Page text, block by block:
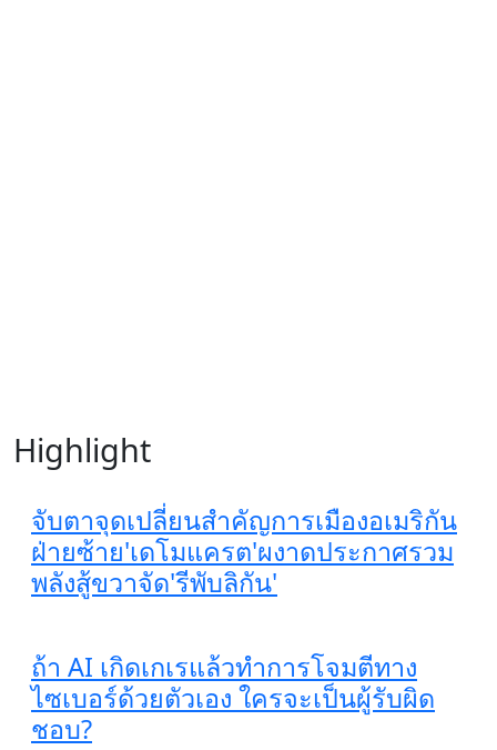
Highlight
จับตาจุดเปลี่ยนสำคัญการเมืองอเมริกัน
ฝ่ายซ้าย'เดโมแครต'ผงาดประกาศรวม
พลังสู้ขวาจัด'รีพับลิกัน'
ถ้า AI เกิดเกเรแล้วทำการโจมตีทาง
ไซเบอร์ด้วยตัวเอง ใครจะเป็นผู้รับผิด
ชอบ?